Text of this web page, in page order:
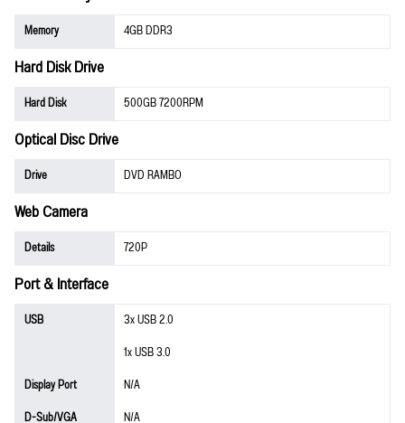
Memory 4GB DDR3
Hard Disk Drive
Hard Disk 500GB 7200RPM
Optical Disc Drive
Drive DVD RAMBO
Web Camera
Details 720P
Port & Interface
USB
3x USB 2.0
1x USB 3.0
Display Port
N/A
D-Sub/VGA
N/A